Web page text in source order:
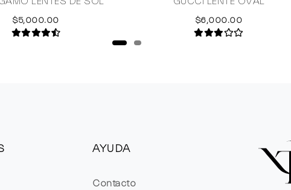
$5,000.00 $6,000.00
AYUDA
Contacto